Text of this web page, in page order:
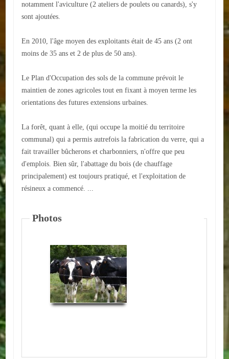
ASSOCIATIONS
Loisirs et animations
Services
Autres
ENTREPRISES
L'agriculture
Transports
Commerces
notamment l'aviculture (2 ateliers de poulets ou canards), s'y
sont ajoutées.
En 2010, l'âge moyen des exploitants était de 45 ans (2 ont
moins de 35 ans et 2 de plus de 50 ans).
Le Plan d'Occupation des sols de la commune prévoit le
maintien de zones agricoles tout en fixant à moyen terme les
orientations des futures extensions urbaines.
La forêt, quant à elle, (qui occupe la moitié du territoire
communal) qui a permis autrefois la fabrication du verre, qui a
fait travailler bûcherons et charbonniers, n'offre que peu
d'emplois. Bien sûr, l'abattage du bois (de chauffage
principalement) est toujours pratiqué, et l'exploitation de
résineux a commencé. ...
Photos